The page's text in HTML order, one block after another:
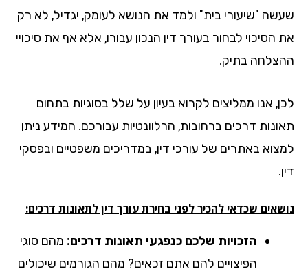
"שיעורי בית" ולמד את הנושא לעומק, יגדיל, לא רק
הסיכוי לבחור בעורך דין הנכון עבורו, אלא אף את סיכויי
בתיק.
אנו ממליצים לקרוא בעיון על שלל בסוגיות בתחום
דרכים ברחובות, הרלוונטיות עבורכם. המידע ניתן
באתרים של עורכי דין, במדריכים משפטיים ובפסקי
שכדאי להכיר לפני בחירת עורך דין לתאונות דרכים:
הזכויות שלכם כנפגעי תאונות דרכים:מהם סוגי
הפיצויים להם אתם זכאים? מהם הגורמים שיכולים